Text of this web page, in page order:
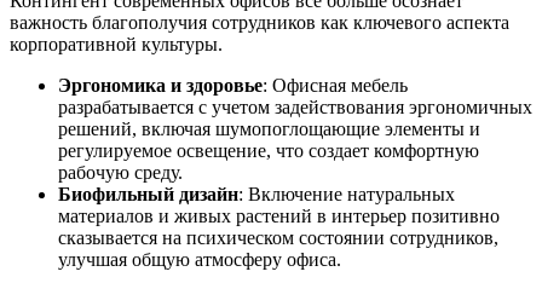
важность благополучия сотрудников как ключевого аспекта
корпоративной культуры.
Эргономика и здоровье: Офисная мебель
разрабатывается с учетом задействования эргономичных
решений, включая шумопоглощающие элементы и
регулируемое освещение, что создает комфортную
рабочую среду.
Биофильный дизайн: Включение натуральных
материалов и живых растений в интерьер позитивно
сказывается на психическом состоянии сотрудников,
улучшая общую атмосферу офиса.